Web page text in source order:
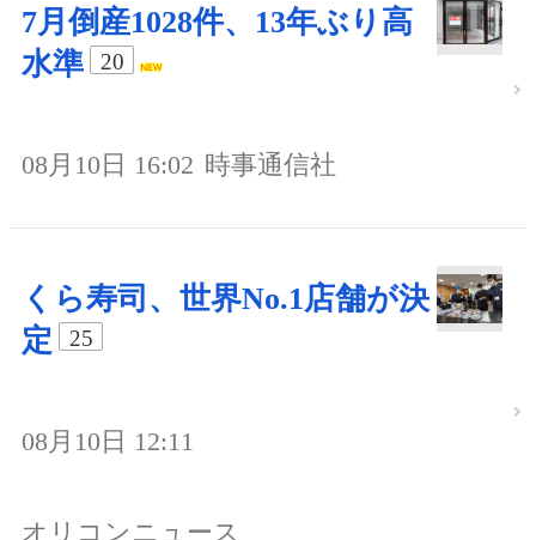
7月倒産1028件、13年ぶり高
水準
20
08月10日 16:02 時事通信社
くら寿司、世界No.1店舗が決
定
25
08月10日 12:11
オリコンニュース